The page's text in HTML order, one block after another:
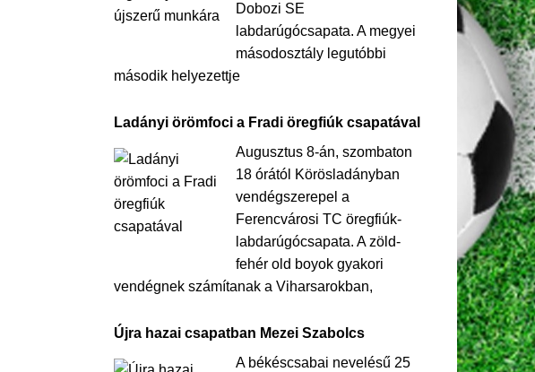
Dobozi SE
labdarúgócsapata. A megyei
másodosztály legutóbbi
második helyezettje
Ladányi örömfoci a Fradi öregfiúk csapatával
Augusztus 8-án, szombaton
18 órától Körösladányban
vendégszerepel a
Ferencvárosi TC öregfiúk-
labdarúgócsapata. A zöld-
fehér old boyok gyakori
vendégnek számítanak a Viharsarokban,
Újra hazai csapatban Mezei Szabolcs
A békéscsabai nevelésű 25